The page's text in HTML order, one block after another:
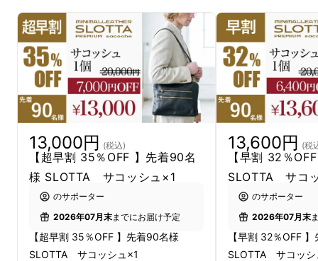
13,000円 (税込)
【超早割 35％OFF 】先着90名
様 SLOTTA サコッシュ×1
のサポーター
2026年07月末までにお届け予定
【超早割 35％OFF 】先着90名様
SLOTTA サコッシュ×1
13,600円 (税
【早割 32％
SLOTTA サコ
のサポーター
2026年07月末
【早割 32％OFF
SLOTTA サコッシ